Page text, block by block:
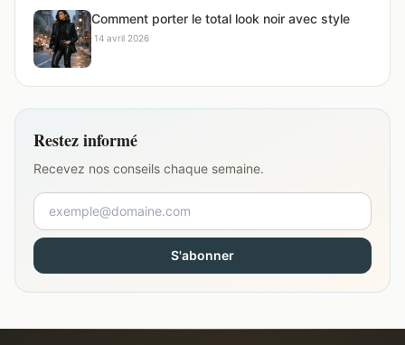
Comment porter le total look noir avec style
·14 avril 2026
Restez informé
Recevez nos conseils chaque semaine.
S'abonner